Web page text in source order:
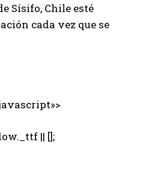
Sísifo, Chile esté
cada vez que se
|| [];